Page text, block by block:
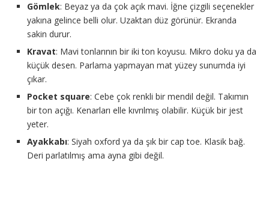
Gömlek: Beyaz ya da çok açık mavi. İğne çizgili seçenekler
yakına gelince belli olur. Uzaktan düz görünür. Ekranda
sakin durur.
Kravat: Mavi tonlarının bir iki ton koyusu. Mikro doku ya da
küçük desen. Parlama yapmayan mat yüzey sunumda iyi
çıkar.
Pocket square: Cebe çok renkli bir mendil değil. Takımın
bir ton açığı. Kenarları elle kıvrılmış olabilir. Küçük bir jest
yeter.
Ayakkabı: Siyah oxford ya da şık bir cap toe. Klasik bağ.
Deri parlatılmış ama ayna gibi değil.